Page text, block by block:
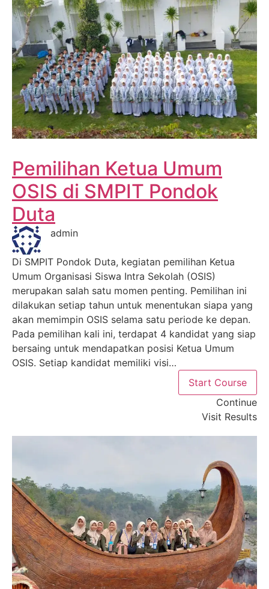
Pemilihan Ketua Umum
OSIS di SMPIT Pondok
Duta
admin
Di SMPIT Pondok Duta, kegiatan pemilihan Ketua
Umum Organisasi Siswa Intra Sekolah (OSIS)
merupakan salah satu momen penting. Pemilihan ini
dilakukan setiap tahun untuk menentukan siapa yang
akan memimpin OSIS selama satu periode ke depan.
Pada pemilihan kali ini, terdapat 4 kandidat yang siap
bersaing untuk mendapatkan posisi Ketua Umum
OSIS. Setiap kandidat memiliki visi…
Start Course
Continue
Visit Results